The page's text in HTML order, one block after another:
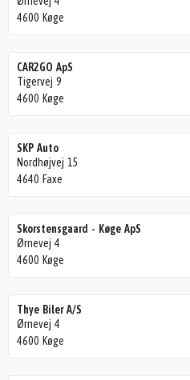
4600 Køge
CAR2GO ApS
Tigervej 9
4600 Køge
SKP Auto
Nordhøjvej 15
4640 Faxe
Skorstensgaard - Køge ApS
Ørnevej 4
4600 Køge
Thye Biler A/S
Ørnevej 4
4600 Køge